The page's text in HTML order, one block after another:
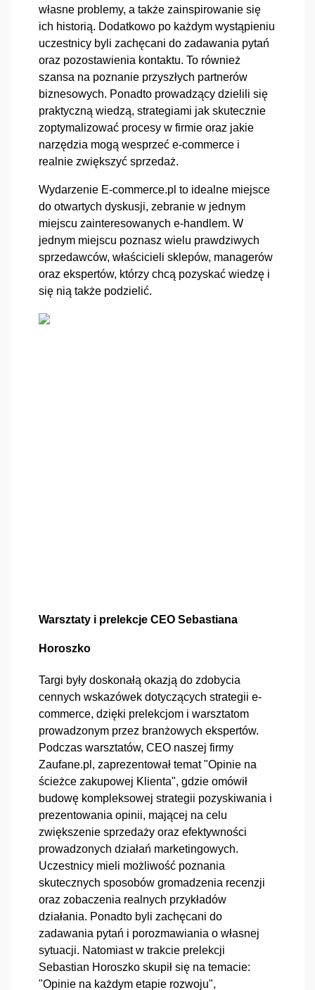
własne problemy, a także zainspirowanie się
ich historią. Dodatkowo po każdym wystąpieniu
uczestnicy byli zachęcani do zadawania pytań
oraz pozostawienia kontaktu. To również
szansa na poznanie przyszłych partnerów
biznesowych. Ponadto prowadzący dzielili się
praktyczną wiedzą, strategiami jak skutecznie
zoptymalizować procesy w firmie oraz jakie
narzędzia mogą wesprzeć e-commerce i
realnie zwiększyć sprzedaż.
Wydarzenie E-commerce.pl to idealne miejsce
do otwartych dyskusji, zebranie w jednym
miejscu zainteresowanych e-handlem. W
jednym miejscu poznasz wielu prawdziwych
sprzedawców, właścicieli sklepów, managerów
oraz ekspertów, którzy chcą pozyskać wiedzę i
się nią także podzielić.
Warsztaty i prelekcje CEO Sebastiana
Horoszko
Targi były doskonałą okazją do zdobycia
cennych wskazówek dotyczących strategii e-
commerce, dzięki prelekcjom i warsztatom
prowadzonym przez branżowych ekspertów.
Podczas warsztatów, CEO naszej firmy
Zaufane.pl, zaprezentował temat "Opinie na
ścieżce zakupowej Klienta", gdzie omówił
budowę kompleksowej strategii pozyskiwania i
prezentowania opinii, mającej na celu
zwiększenie sprzedaży oraz efektywności
prowadzonych działań marketingowych.
Uczestnicy mieli możliwość poznania
skutecznych sposobów gromadzenia recenzji
oraz zobaczenia realnych przykładów
działania. Ponadto byli zachęcani do
zadawania pytań i porozmawiania o własnej
sytuacji. Natomiast w trakcie prelekcji
Sebastian Horoszko skupił się na temacie:
"Opinie na każdym etapie rozwoju",